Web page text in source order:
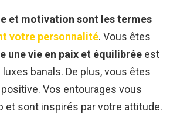
et motivation sont les termes
votre personnalité. Vous êtes
une vie en paix et équilibrée est
banals. De plus, vous êtes
Vos entourages vous
et sont inspirés par votre attitude.